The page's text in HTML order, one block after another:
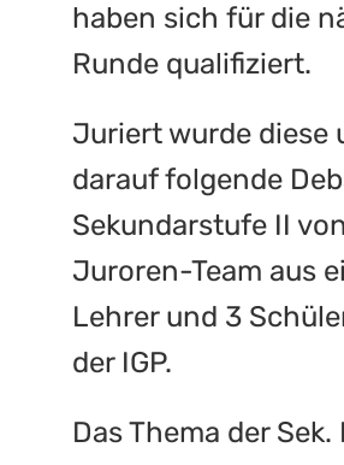
haben sich für die
Runde qualifiziert.
Juriert wurde diese
darauf folgende
Sekundarstufe II
Juroren-Team aus
Lehrer und 3
der IGP.
Das Thema der Sek.